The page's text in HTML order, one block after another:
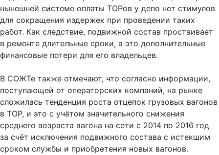
нынешней системе оплаты ТОРов у депо нет стимулов
для сокращения издержек при проведении таких
работ. Как следствие, подвижной состав простаивает
в ремонте длительные сроки, а это дополнительные
финансовые потери для его владельцев.
В СОЖТе также отмечают, что согласно информации,
поступающей от операторских компаний, на рынке
сложилась тенденция роста отцепок грузовых вагонов
в ТОР, и это с учётом значительного снижения
среднего возраста вагона на сети с 2014 по 2016 год
за счёт исключения подвижного состава с истекшим
сроком службы и приобретения новых вагонов.